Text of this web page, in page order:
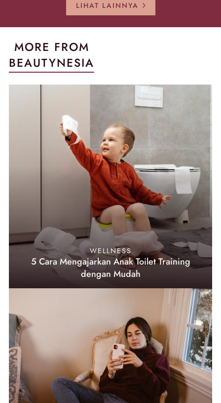
LIHAT LAINNYA
MORE FROM
BEAUTYNESIA
WELLNESS
5 Cara Mengajarkan Anak Toilet Training
dengan Mudah